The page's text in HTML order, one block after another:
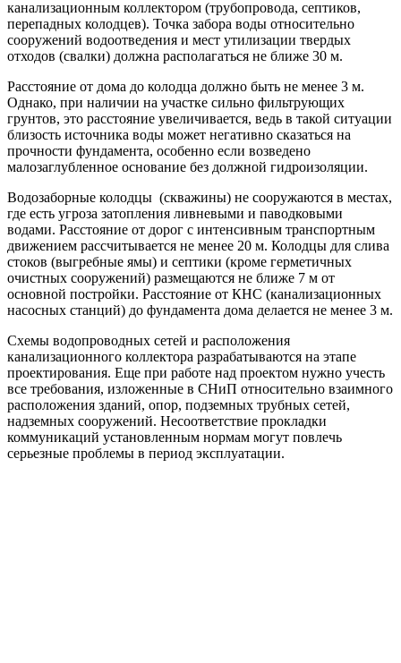
канализационным коллектором (трубопровода, септиков,
перепадных колодцев). Точка забора воды относительно
сооружений водоотведения и мест утилизации твердых
отходов (свалки) должна располагаться не ближе 30 м.
Расстояние от дома до колодца должно быть не менее 3 м.
Однако, при наличии на участке сильно фильтрующих
грунтов, это расстояние увеличивается, ведь в такой ситуации
близость источника воды может негативно сказаться на
прочности фундамента, особенно если возведено
малозаглубленное основание без должной гидроизоляции.
Водозаборные колодцы (скважины) не сооружаются в местах,
где есть угроза затопления ливневыми и паводковыми
водами. Расстояние от дорог с интенсивным транспортным
движением рассчитывается не менее 20 м. Колодцы для слива
стоков (выгребные ямы) и септики (кроме герметичных
очистных сооружений) размещаются не ближе 7 м от
основной постройки. Расстояние от КНС (канализационных
насосных станций) до фундамента дома делается не менее 3 м.
Схемы водопроводных сетей и расположения
канализационного коллектора разрабатываются на этапе
проектирования. Еще при работе над проектом нужно учесть
все требования, изложенные в СНиП относительно взаимного
расположения зданий, опор, подземных трубных сетей,
надземных сооружений. Несоответствие прокладки
коммуникаций установленным нормам могут повлечь
серьезные проблемы в период эксплуатации.